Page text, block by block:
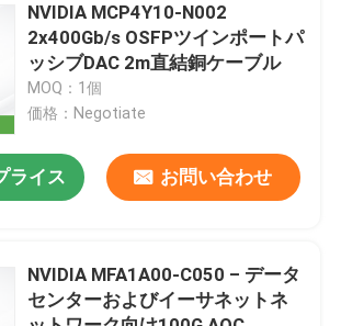
する
NVIDIA MCP4Y10-N002
2x400Gb/s OSFPツインポートパ
ッシブDAC 2m直結銅ケーブル
MOQ：1個
価格：Negotiate
ライス お問い合わせ
NVIDIA MFA1A00-C050 – データ
センターおよびイーサネットネ